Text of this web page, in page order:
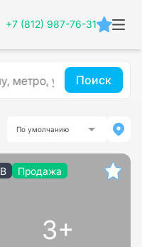
+7 (812) 987-76-31
Поиск
По умолчанию
B Продажа
3+